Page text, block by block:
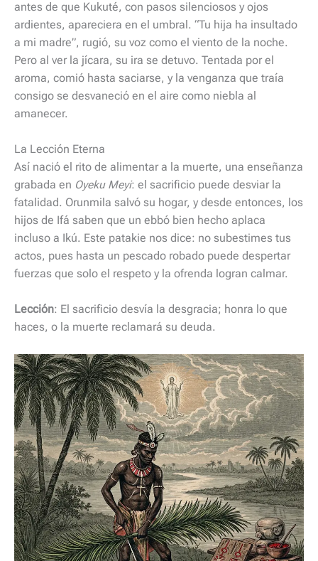
antes de que Kukuté, con pasos silenciosos y ojos
ardientes, apareciera en el umbral. “Tu hija ha insultado
a mi madre”, rugió, su voz como el viento de la noche.
Pero al ver la jícara, su ira se detuvo. Tentada por el
aroma, comió hasta saciarse, y la venganza que traía
consigo se desvaneció en el aire como niebla al
amanecer.
La Lección Eterna
Así nació el rito de alimentar a la muerte, una enseñanza
grabada en Oyeku Meyi: el sacrificio puede desviar la
fatalidad. Orunmila salvó su hogar, y desde entonces, los
hijos de Ifá saben que un ebbó bien hecho aplaca
incluso a Ikú. Este patakie nos dice: no subestimes tus
actos, pues hasta un pescado robado puede despertar
fuerzas que solo el respeto y la ofrenda logran calmar.
Lección: El sacrificio desvía la desgracia; honra lo que
haces, o la muerte reclamará su deuda.